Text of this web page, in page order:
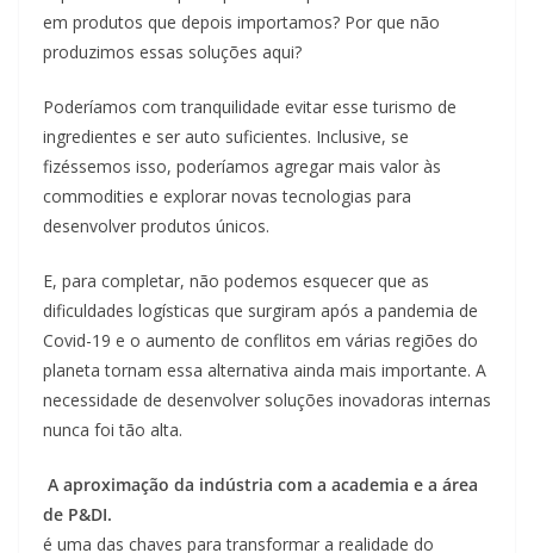
em produtos que depois importamos? Por que não
produzimos essas soluções aqui?
Poderíamos com tranquilidade evitar esse turismo de
ingredientes e ser auto suficientes. Inclusive, se
fizéssemos isso, poderíamos agregar mais valor às
commodities e explorar novas tecnologias para
desenvolver produtos únicos.
E, para completar, não podemos esquecer que as
dificuldades logísticas que surgiram após a pandemia de
Covid-19 e o aumento de conflitos em várias regiões do
planeta tornam essa alternativa ainda mais importante. A
necessidade de desenvolver soluções inovadoras internas
nunca foi tão alta.
A aproximação da indústria com a academia e a área
de P&DI.
é uma das chaves para transformar a realidade do